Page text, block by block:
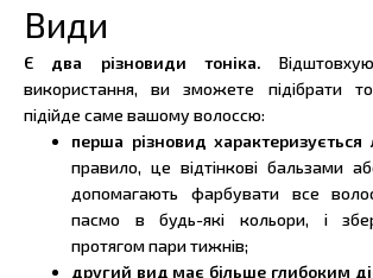
Види
Є два різновиди тоніка.
використання, ви зможете підібрати
підійде саме вашому волоссю:
перша різновид
правило, це відтінкові бальзами
допомагають фарбувати все
пасмо в будь-які кольори, і
протягом пари тижнів;
другий вид має більше глибоким